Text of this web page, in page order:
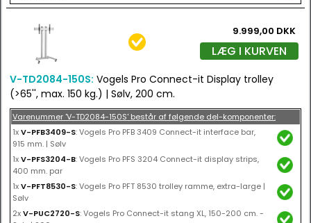
9.999,00 DKK
LÆG I KURVEN
V-TD2084-150S: Vogels Pro Connect-it Display trolley
(>65'', max. 150 kg.) | Sølv, 200 cm.
Varenummer 'V-TD2084-150S' består af følgende del-komponenter:
1xV-PFB3409-S: Vogels Pro PFB 3409 Connect-it interface bar,
915 mm. | Sølv
1xV-PFS3204-B: Vogels Pro PFS 3204 Connect-it display strips,
400 mm. par
1xV-PFT8530-S: Vogels Pro PFT 8530 trolley ramme, extra-large |
Sølv
2xV-PUC2720-S: Vogels Pro Connect-it stang XL, 150-200 cm. -